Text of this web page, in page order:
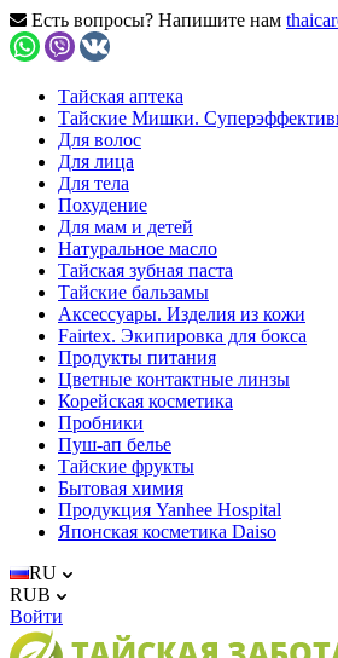
Есть вопросы? Напишите нам
Тайская аптека
Тайские Мишки.
Для волос
Для лица
Для тела
Похудение
Для мам и детей
Натуральное масло
Тайская зубная паста
Тайские бальзамы
Аксессуары. Изделия из кожи
Fairtex. Экипировка для бокса
Продукты питания
Цветные контактные линзы
Корейская косметика
Пробники
Пуш-ап белье
Тайские фрукты
Бытовая химия
Продукция Yanhee Hospital
Японская косметика Daiso
RU
RUB
Войти